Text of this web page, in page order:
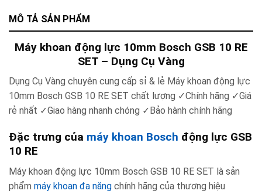
MÔ TẢ SẢN PHẨM
Máy khoan động lực 10mm Bosch GSB 10 RE
SET – Dụng Cụ Vàng
Dụng Cụ Vàng chuyên cung cấp sỉ & lẻ Máy khoan động lực
10mm Bosch GSB 10 RE SET chất lượng ✓Chính hãng ✓Giá
rẻ nhất ✓Giao hàng nhanh chóng ✓Bảo hành chính hãng
Đặc trưng của máy khoan Bosch động lực GSB
10 RE
Máy khoan động lực 10mm Bosch GSB 10 RE SET là sản
phẩm máy khoan đa năng chính hãng của thương hiệu